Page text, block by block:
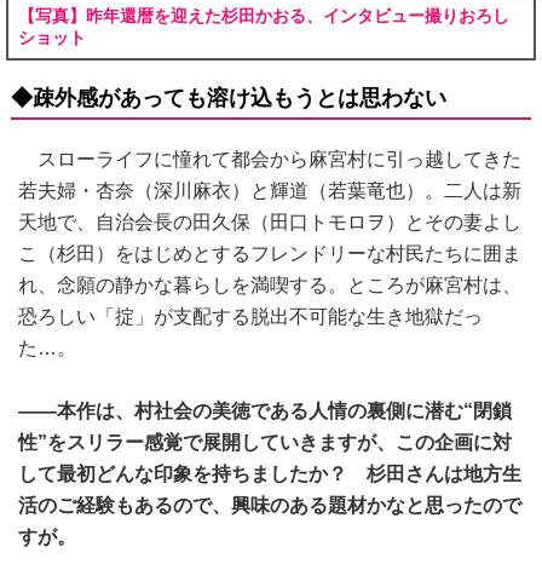
【写真】昨年還暦を迎えた杉田かおる、インタビュー撮りおろし
ショット
◆疎外感があっても溶け込もうとは思わない
スローライフに憧れて都会から麻宮村に引っ越してきた
若夫婦・杏奈（深川麻衣）と輝道（若葉竜也）。二人は新
天地で、自治会長の田久保（田口トモロヲ）とその妻よし
こ（杉田）をはじめとするフレンドリーな村民たちに囲ま
れ、念願の静かな暮らしを満喫する。ところが麻宮村は、
恐ろしい「掟」が支配する脱出不可能な生き地獄だっ
た…。
――本作は、村社会の美徳である人情の裏側に潜む“閉鎖
性”をスリラー感覚で展開していきますが、この企画に対
して最初どんな印象を持ちましたか？ 杉田さんは地方生
活のご経験もあるので、興味のある題材かなと思ったので
すが。